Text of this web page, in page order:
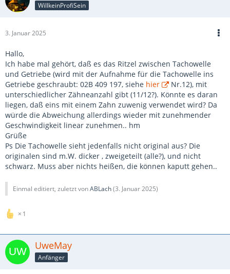
WillkeinProfiSein
3. Januar 2025
Hallo,
Ich habe mal gehört, daß es das Ritzel zwischen Tachowelle
und Getriebe (wird mit der Aufnahme für die Tachowelle ins
Getriebe geschraubt: 02B 409 197, siehe hier
Nr.12), mit
unterschiedlicher Zähneanzahl gibt (11/12?). Könnte es daran
liegen, daß eins mit einem Zahn zuwenig verwendet wird? Da
würde die Abweichung allerdings wieder mit zunehmender
Geschwindigkeit linear zunehmen.. hm
Grüße
Ps Die Tachowelle sieht jedenfalls nicht original aus? Die
originalen sind m.W. dicker , zweigeteilt (alle?), und nicht
schwarz. Muss aber nichts heißen, die können kaputt gehen..
Einmal editiert, zuletzt vonABLach(3. Januar 2025)
1
UweMay
Anfänger